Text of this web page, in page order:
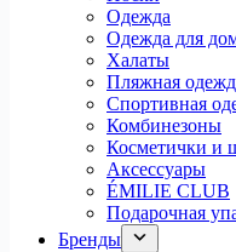
Одежда
Одежда для
Халаты
Пляжная
Спортивная
Комбинезоны
Косметички и
Аксессуары
ÉMILIE CLUB
Подарочная
Бренды